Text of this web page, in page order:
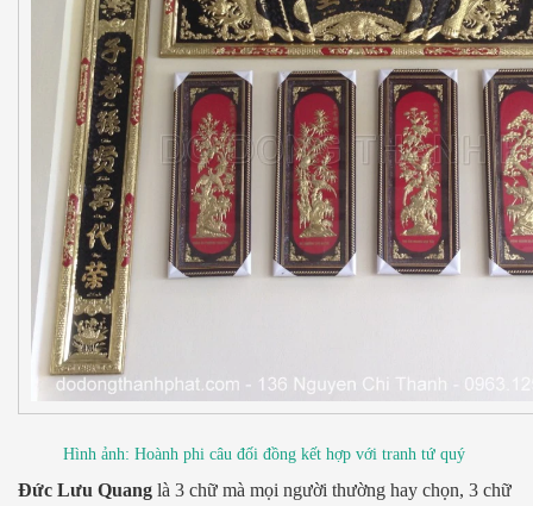
Hình ảnh: Hoành phi câu đối đồng kết hợp với tranh tứ quý
Đức Lưu Quang là 3 chữ mà mọi người thường hay chọn, 3 chữ